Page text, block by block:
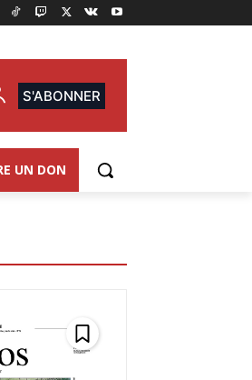
S'ABONNER
UN DON